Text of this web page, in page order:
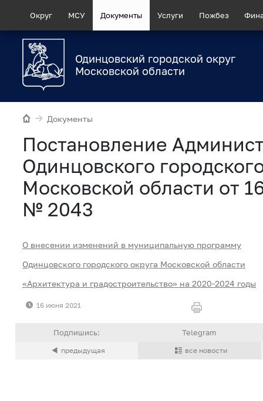
Округ МСУ Документы Услуги Пожбез
Одинцовский городской округ
Московской области
Документы
Постановление
Одинцовского
Московской области от
№ 2043
О внесении изменений в муниципальную программу
Одинцовского городского округа Московской области
«Архитектура и градостроительство» на 2020-2024 годы
16 июня 2021